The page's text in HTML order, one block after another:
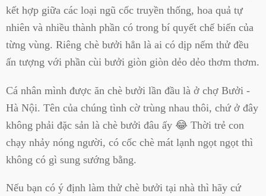
kết hợp giữa các loại ngũ cốc truyền thống, hoa quả tự
nhiên và nhiều thành phần có trong bí quyết chế biến của
từng vùng. Riêng chè bưởi hẳn là ai có dịp nếm thử đều
ấn tượng với phần cùi bưởi giòn giòn dẻo dẻo thơm thơm.
Cá nhân mình được ăn chè bưởi lần đầu là ở chợ Bưởi -
Hà Nội. Tên của chúng tình cờ trùng nhau thôi, chứ ở đây
không phải đặc sản là chè bưởi đâu ấy 😂 Thời trẻ con
chạy nhảy nóng người, có cốc chè mát lạnh ngọt ngọt thì
không có gì sung sướng bằng.
Nếu bạn có ý định làm thử chè bưởi tại nhà thì hãy cứ